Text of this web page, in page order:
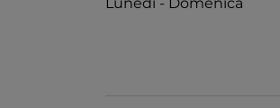
Lunedì - Domenica